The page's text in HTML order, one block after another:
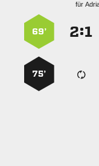
für
:
69’
75’